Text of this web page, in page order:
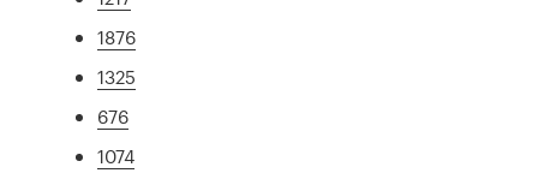
1876
1325
676
1074